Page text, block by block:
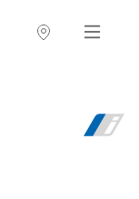
Navigation